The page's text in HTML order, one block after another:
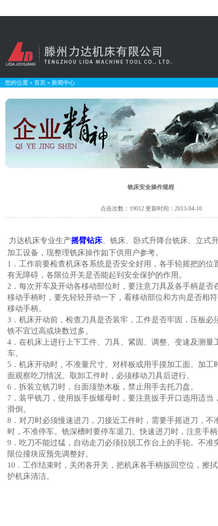
您的位置 » 首页 » 新闻中心
铣床安全操作规程
点击次数：19012 更新时间：2013-04-10
力达机床专业生产摇臂钻床、铣床、卧式升降台铣床、立式
加工设备，现整理铣床操作如下供用户参考。
1．工作前要检查机床各系统是否安全好用，各手轮摇把的位
有无障碍，各限位开关是否能起到安全保护的作用。
2．每次开车及开动各移动部位时，要注意刀具及各手柄是否
移动手柄时，要先轻轻开动一下，看移动部位和方向是否相
移动手柄。
3．机床开动前，检查刀具是否装牢，工件是否牢固，压板必
铁不宜过高或块数过多。
4．在机床上进行上下工件、刀具、紧固、调整、变速及测量
车。
5．机床开动时，不准量尺寸、对样板或用手摸加工面。加工
面观察吃刀情况。取卸工件时，必须移动刀具后进行。
6．拆装立铣刀时，台面须垫木板，禁止用手去托刀盘。
7．装平铣刀，使用扳手扳螺母时，要注意扳手开口选用适当
滑倒。
8．对刀时必须慢速进刀，刀接近工件时，需要手摇进刀，不
时，不准停车。铣深槽时要停车退刀。快速进刀时，注意手
9．吃刀不能过猛，自动走刀必须拉脱工作台上的手轮。不准
限位撞块应预先调整好。
10．工作结束时，关闭各开关，把机床各手柄扳回空位，擦
护机床清洁。